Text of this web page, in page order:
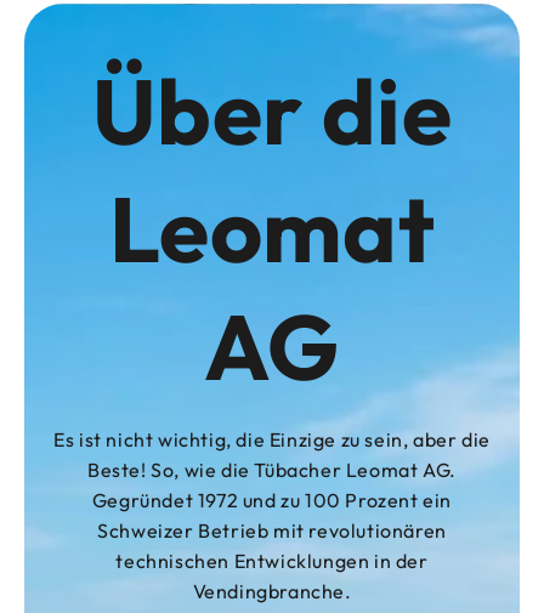
Über die
Leomat
AG
Es ist nicht wichtig, die Einzige zu sein, aber die
Beste! So, wie die Tübacher Leomat AG.
Gegründet 1972 und zu 100 Prozent ein
Schweizer Betrieb mit revolutionären
technischen Entwicklungen in der
Vendingbranche.